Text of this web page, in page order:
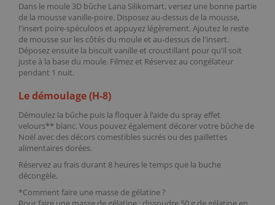
Dans le moule 3D bûche Lana Silikomart, versez une bonne partie
de la mousse vanille-poire. Disposez au-dessus de la mousse,
l'insert poire-spéculoos et appuyez légèrement. Ajoutez le reste
de mousse sur les côtés du moule et au-dessus de l'insert.
Déposez ensuite la biscuit vanille et croustillant pour qu'il soit
juste à la base du moule. Filmez et Réservez au congélateur
pendant 1 nuit.
Le démoulage (H-8)
Démoulez la bûche puis la floquer à l'aide du spray effet
velours** blanc. Vous pouvez également décorer votre bûche de
Noël avec des décors comestibles sucrés ou des paillettes
alimentaires dorées.
Réservez au frais durant 8 heures le temps que la buche
décongèle.
*Comment faire une masse de gélatine ?